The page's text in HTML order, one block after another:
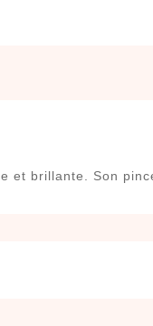
et brillante. Son